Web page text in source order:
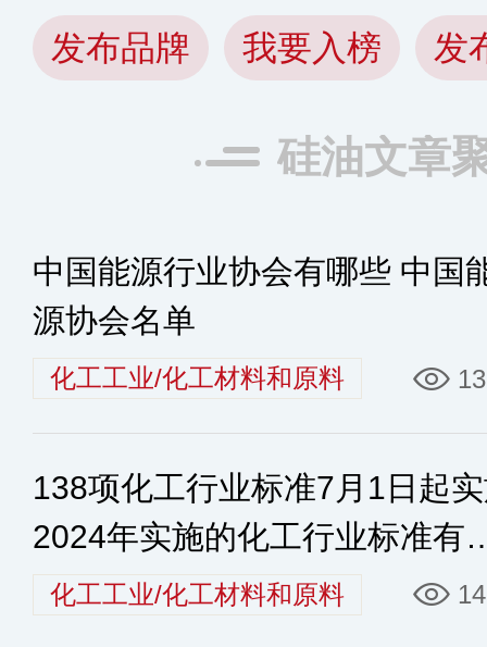
发布品牌 我要入榜 发
硅油文章
中国能源行业协会有哪些 中国
源协会名单
化工工业/化工材料和原料
138项化工行业标准7月1日起
2024年实施的化工行业标准有
些化工工业/化工材料和原料